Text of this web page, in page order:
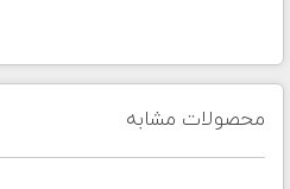
محصولات مشابه